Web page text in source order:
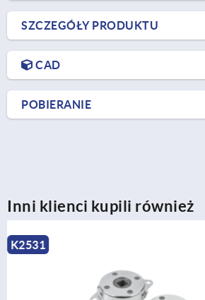
SZCZEGÓŁY PRODUKTU
CAD
POBIERANIE
Inni klienci kupili również